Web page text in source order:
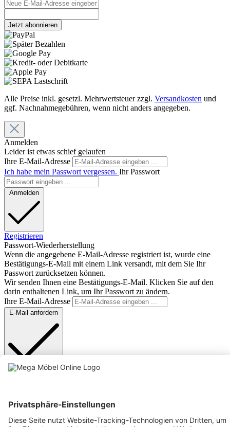
Jetzt abonnieren
Alle Preise inkl. gesetzl. Mehrwertsteuer zzgl. Versandkosten und
ggf. Nachnahmegebühren, wenn nicht anders angegeben.
Anmelden
Leider ist etwas schief gelaufen
Ihre E-Mail-Adresse
Ich habe mein Passwort vergessen. Ihr Passwort
Anmelden
Registrieren
Passwort-Wiederherstellung
Wenn die angegebene E-Mail-Adresse registriert ist, wurde eine
Bestätigungs-E-Mail mit einem Link versandt, mit dem Sie Ihr
Passwort zurücksetzen können.
Wir senden Ihnen eine Bestätigungs-E-Mail. Klicken Sie auf den
darin enthaltenen Link, um Ihr Passwort zu ändern.
Ihre E-Mail-Adresse
E-Mail anfordern
Monochrom
Niedrige Sättigung